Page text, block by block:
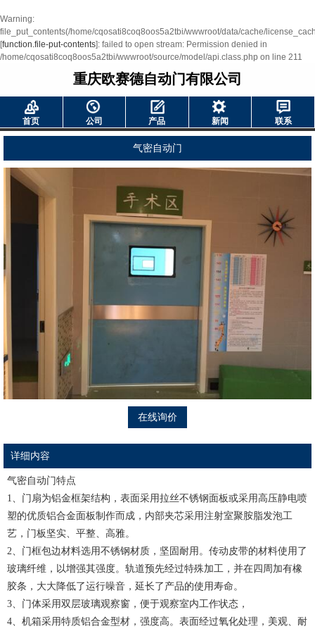
Warning:
file_put_contents(/home/cqosati8coq8oos5a2tbi/wwwroot/data/cache/
[function.file-put-contents]: failed to open stream: Permission denied in
/home/cqosati8coq8oos5a2tbi/wwwroot/source/model/api.class.php on line 211
重庆欧赛德自动门有限公司
首页 公司 产品 新闻 联系
气密自动门
在线询价
详细内容
气密自动门特点
1、门扇为铝金框架结构，表面采用拉丝不锈钢面板或采用高压静电喷
塑的优质铝合金面板制作而成，内部夹芯采用注射室聚胺脂发泡工
艺，门板坚实、平整、高雅。
2、门框包边材料选用不锈钢材质，坚固耐用。传动皮带的材料使用了
玻璃纤维，以增强其强度。轨道预先经过特殊加工，并在四周加有橡
胶条，大大降低了运行噪音，延长了产品的使用寿命。
3、门体采用双层玻璃观察窗，便于观察室内工作状态，
4、机箱采用特质铝合金型材，强度高。表面经过氧化处理，美观、耐